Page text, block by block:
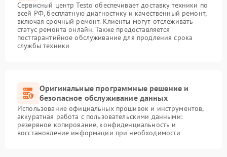
Сервисный центр Testo обеспечивает доставку техники по
всей РФ, бесплатную диагностику и качественный ремонт,
включая срочный ремонт. Клиенты могут отслеживать
статус ремонта онлайн. Также предоставляется
постгарантийное обслуживание для продления срока
службы техники
Оригинальные программные решение и
безопасное обслуживание данных
Использование официальных прошивок и инструментов,
аккуратная работа с пользовательскими данными:
резервное копирование, конфиденциальность и
восстановление информации при необходимости